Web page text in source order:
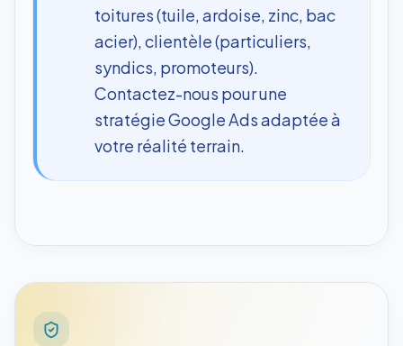
toitures (tuile, ardoise, zinc, bac
acier), clientèle (particuliers,
syndics, promoteurs).
Contactez-nous pour une
stratégie Google Ads adaptée à
votre réalité terrain.